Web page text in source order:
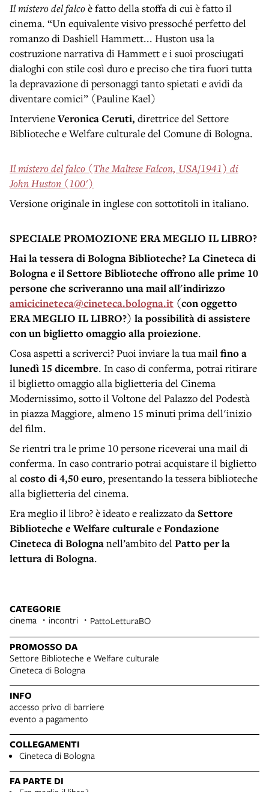
Il mistero del falcoè fatto della stoffa di cui è fatto il
cinema. “Un equivalente visivo pressoché perfetto del
romanzo di Dashiell Hammett... Huston usa la
costruzione narrativa di Hammett e i suoi prosciugati
dialoghi con stile così duro e preciso che tira fuori tutta
la depravazione di personaggi tanto spietati e avidi da
diventare comici” (Pauline Kael)
IntervieneVeronica Ceruti, direttrice del Settore
Biblioteche e Welfare culturale del Comune di Bologna.
Il mistero del falco (The Maltese Falcon, USA/1941) di
John Huston (100')
Versione originale in inglese con sottotitoli in italiano.
SPECIALE PROMOZIONE ERA MEGLIO IL LIBRO?
Hai la tessera di Bologna Biblioteche? La Cineteca di
Bologna e il Settore Biblioteche offrono alle prime 10
persone che scriveranno una mail all'indirizzo
amicicineteca@cineteca.bologna.it (con oggetto
ERA MEGLIO IL LIBRO?) la possibilità di assistere
con un biglietto omaggio alla proiezione.
Cosa aspetti a scriverci? Puoi inviare la tua mailfinoa
lunedì 15 dicembre. In caso di conferma, potrai ritirare
il biglietto omaggio alla biglietteria del Cinema
Modernissimo, sotto il Voltone del Palazzo del Podestà
in piazza Maggiore, almeno 15 minuti prima dell'inizio
del film.
Se rientri tra le prime 10 persone riceverai una mail di
conferma. In caso contrario potrai acquistare il biglietto
alcosto di 4,50 euro, presentando la tessera biblioteche
alla biglietteria del cinema.
Era meglio il libro? è ideato e realizzato da Settore
Biblioteche e Welfare culturale eFondazione
Cineteca di Bolognanell’ambito delPatto per la
lettura di Bologna.
CATEGORIE
cinema incontri PattoLetturaBO
PROMOSSO DA
Settore Biblioteche e Welfare culturale
Cineteca di Bologna
INFO
accesso privo di barriere
evento a pagamento
COLLEGAMENTI
Cineteca di Bologna
FA PARTE DI